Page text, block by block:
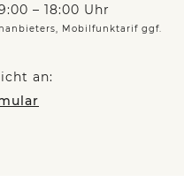
– 18:00 Uhr
Mobilfunktarif ggf.
an: